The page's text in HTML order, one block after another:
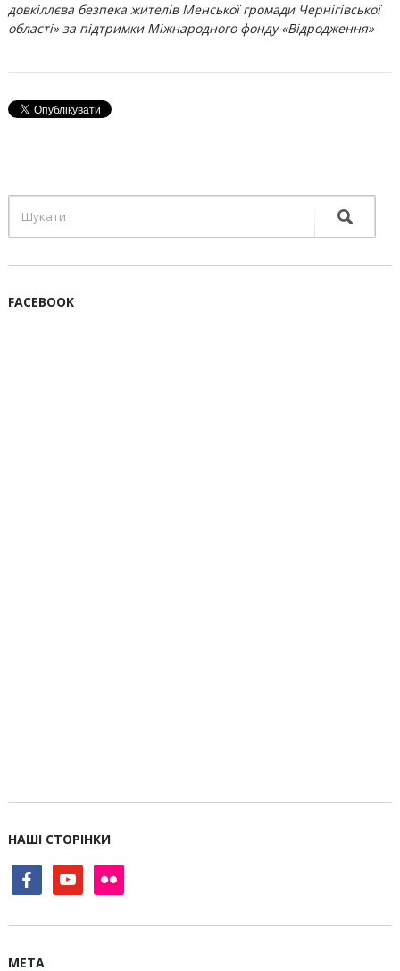
довкіллєва безпека жителів Менської громади Чернігівської
області» за підтримки Міжнародного фонду «Відродження»
FACEBOOK
НАШІ СТОРІНКИ
facebookyoutube flickr
МЕТА